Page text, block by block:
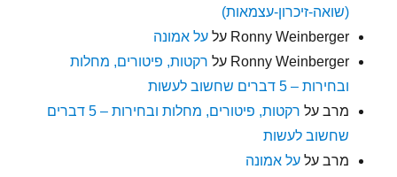
(שואה-זיכרון-עצמאות)
Ronny Weinberger עלעל אמונה
Ronny Weinberger על רקטות, פיטורים, מחלות
ובחירות – 5 דברים שחשוב לעשות
מרב על
רקטות, פיטורים, מחלות ובחירות – 5 דברים
שחשוב לעשות
מרב עלעל אמונה